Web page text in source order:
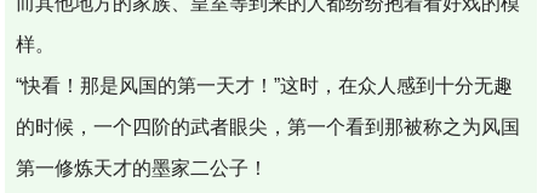
样。
“快看！那是风国的第一天才！”这时，在众人感到十分无趣
的时候，一个四阶的武者眼尖，第一个看到那被称之为风国
第一修炼天才的墨家二公子！